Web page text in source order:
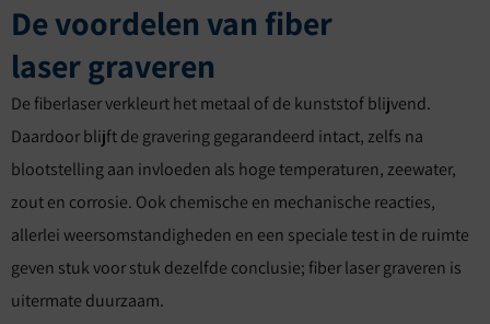
De voordelen van fiber
laser graveren
De fiberlaser verkleurt het metaal of de kunststof blijvend.
Daardoor blijft de gravering gegarandeerd intact, zelfs na
blootstelling aan invloeden als hoge temperaturen, zeewater,
zout en corrosie. Ook chemische en mechanische reacties,
allerlei weersomstandigheden en een speciale test in de ruimte
geven stuk voor stuk dezelfde conclusie; fiber laser graveren is
uitermate duurzaam.